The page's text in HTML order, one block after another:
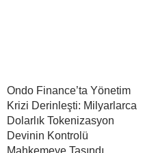
Ondo Finance’ta Yönetim
Krizi Derinleşti: Milyarlarca
Dolarlık Tokenizasyon
Devinin Kontrolü